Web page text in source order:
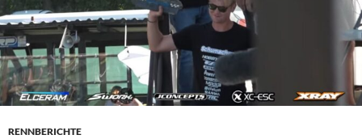
RENNBERICHTE